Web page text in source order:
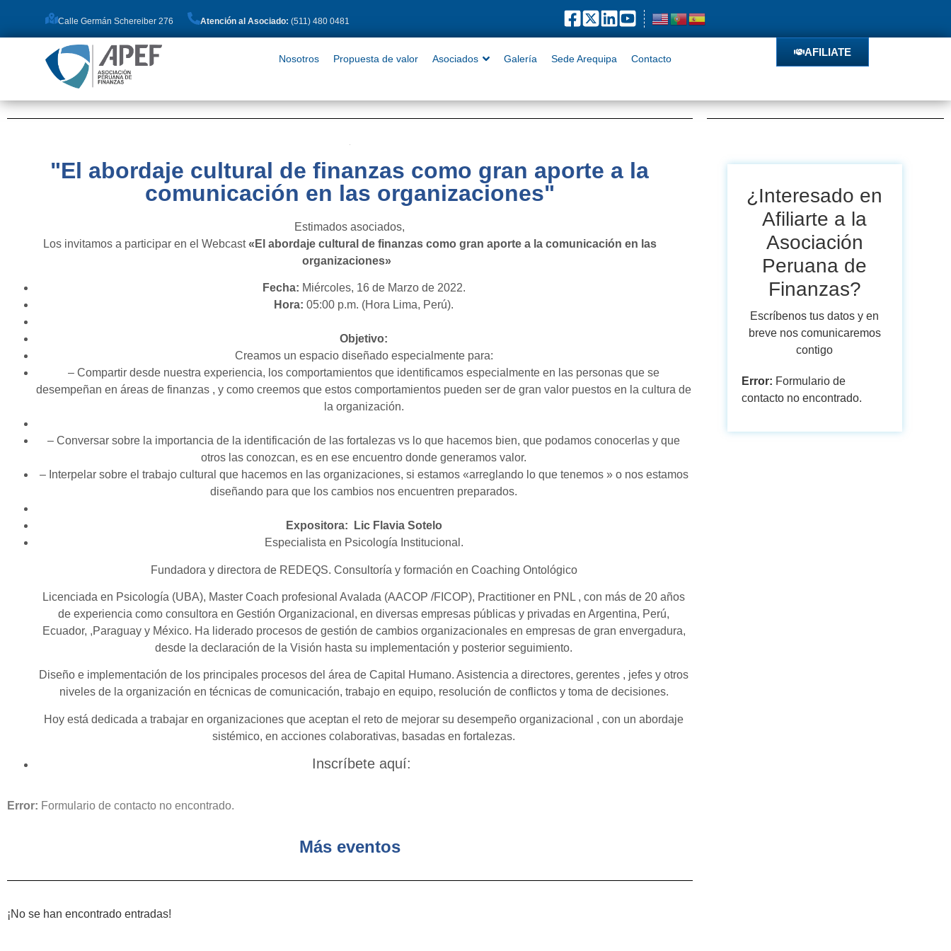
Nosotros Propuesta de valor Sede Arequipa Contacto AFILIATE
Calle Germán Schereiber 276 Atención al Asociado: (511) 480 0481
Nosotros Propuesta de valor Asociados Galería Sede Arequipa Contacto
AFILIATE
"El abordaje cultural de finanzas como gran aporte a la
comunicación en las organizaciones"
Estimados asociados,
Los invitamos a participar en el Webcast«El abordaje cultural de finanzas como gran aporte a la comunicación en las
organizaciones»
Fecha: Miércoles, 16 de Marzo de 2022.
Hora: 05:00 p.m. (Hora Lima, Perú).
Objetivo:
Creamos un espacio diseñado especialmente para:
– Compartir desde nuestra experiencia, los comportamientos que identificamos especialmente en las personas que se
desempeñan en áreas de finanzas , y como creemos que estos comportamientos pueden ser de gran valor puestos en la cultura de
la organización.
– Conversar sobre la importancia de la identificación de las fortalezas vs lo que hacemos bien, que podamos conocerlas y que
otros las conozcan, es en ese encuentro donde generamos valor.
– Interpelar sobre el trabajo cultural que hacemos en las organizaciones, si estamos «arreglando lo que tenemos » o nos estamos
diseñando para que los cambios nos encuentren preparados.
Expositora: Lic Flavia Sotelo
Especialista en Psicología Institucional.
Fundadora y directora de REDEQS. Consultoría y formación en Coaching Ontológico
Licenciada en Psicología (UBA), Master Coach profesional Avalada (AACOP /FICOP), Practitioner en PNL , con más de 20 años
de experiencia como consultora en Gestión Organizacional, en diversas empresas públicas y privadas en Argentina, Perú,
Ecuador, ,Paraguay y México. Ha liderado procesos de gestión de cambios organizacionales en empresas de gran envergadura,
desde la declaración de la Visión hasta su implementación y posterior seguimiento.
Diseño e implementación de los principales procesos del área de Capital Humano. Asistencia a directores, gerentes , jefes y otros
niveles de la organización en técnicas de comunicación, trabajo en equipo, resolución de conflictos y toma de decisiones.
Hoy está dedicada a trabajar en organizaciones que aceptan el reto de mejorar su desempeño organizacional , con un abordaje
sistémico, en acciones colaborativas, basadas en fortalezas.
Inscríbete aquí:
Error: Formulario de contacto no encontrado.
Más eventos
¡No se han encontrado entradas!
¿Interesado en
Afiliarte a la
Asociación
Peruana de
Finanzas?
Escríbenos tus datos y en
breve nos comunicaremos
contigo
Error: Formulario de
contacto no encontrado.